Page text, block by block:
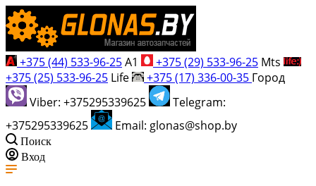
+375 (44) 533-96-25A1 +375 (29) 533-96-25 Mts
+375 (25) 533-96-25 Life +375 (17) 336-00-35 Город
Viber: +375295339625
Telegram:
+375295339625
Email: glonas@shop.by
Поиск
Вход